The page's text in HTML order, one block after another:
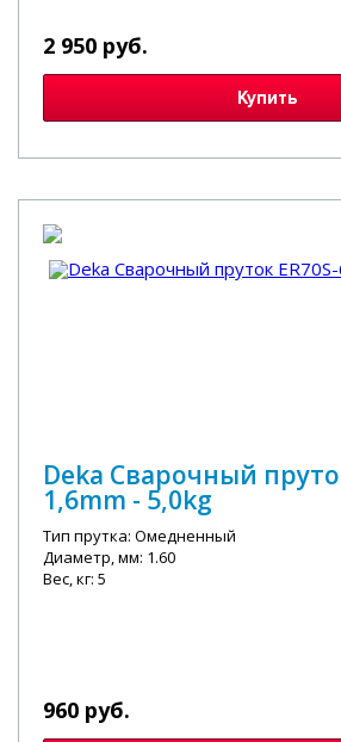
2 950 руб.
Купить
Deka Сварочный
1,6mm - 5,0kg
Тип прутка: Омедненный
Диаметр, мм: 1.60
Вес, кг: 5
960 руб.